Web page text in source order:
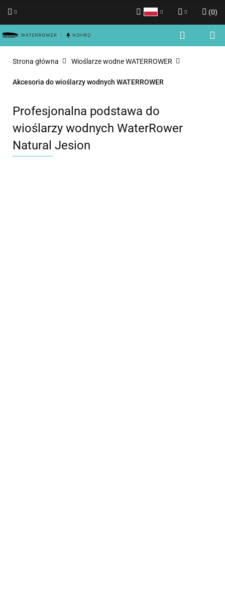
Zaloguj się
Zgody cookies
(0)
Strona główna Wioślarze wodne WATERROWER
Akcesoria do wioślarzy wodnych WATERROWER
Profesjonalna podstawa do
wioślarzy wodnych WaterRower
Natural Jesion